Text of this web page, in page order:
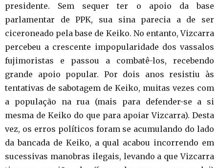
presidente. Sem sequer ter o apoio da base
parlamentar de PPK, sua sina parecia a de ser
ciceroneado pela base de Keiko. No entanto, Vizcarra
percebeu a crescente impopularidade dos vassalos
fujimoristas e passou a combatê-los, recebendo
grande apoio popular. Por dois anos resistiu às
tentativas de sabotagem de Keiko, muitas vezes com
a população na rua (mais para defender-se a si
mesma de Keiko do que para apoiar Vizcarra). Desta
vez, os erros políticos foram se acumulando do lado
da bancada de Keiko, a qual acabou incorrendo em
sucessivas manobras ilegais, levando a que Vizcarra